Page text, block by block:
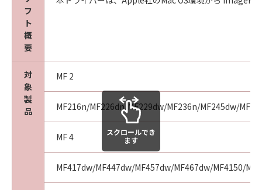
三者にこのような行為をさせてはなりません。
(6)
お客様は、「コンテンツデータ」を、アダルト
コンテンツ、暴力団関係等と関連する目的で利
用することはできません。また、第三者にこの
ような行為をさせてはなりません。
(7)
お客様は、「コンテンツデータ」に関するキヤ
ノンまたはキヤノンのライセンサーの著作権、
肖像権、商標権その他の権利を侵害する方法で
「コンテンツデータ」を利用することはできま
せん。また、第三者にこのような行為をさせて
はなりません。
フ
ト
概
要
対
象
製
品
MF 2
MF216n/MF226dn/MF229dw/MF236n/MF245dw/
MF 4
MF417dw/MF447dw/MF457dw/MF467dw/MF4150/
スクロールでき
ます